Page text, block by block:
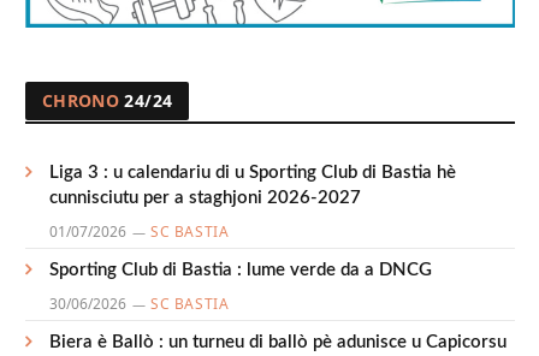
CHRONO 24/24
Liga 3 : u calendariu di u Sporting Club di Bastia hè
cunnisciutu per a staghjoni 2026-2027
01/07/2026 SC BASTIA
Sporting Club di Bastia : lume verde da a DNCG
30/06/2026 SC BASTIA
Biera è Ballò : un turneu di ballò pè adunisce u Capicorsu